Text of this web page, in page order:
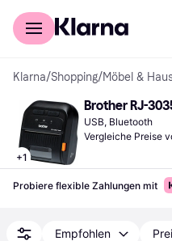
Für Shopper
Klarna/Shopping/Möbel &
+1
Brother RJ-
USB, Bluetooth
Vergleiche Preise
Probiere flexible Zahlungen mit
Empfohlen